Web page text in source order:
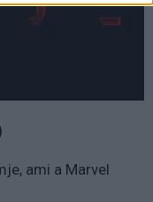
ami a Marvel